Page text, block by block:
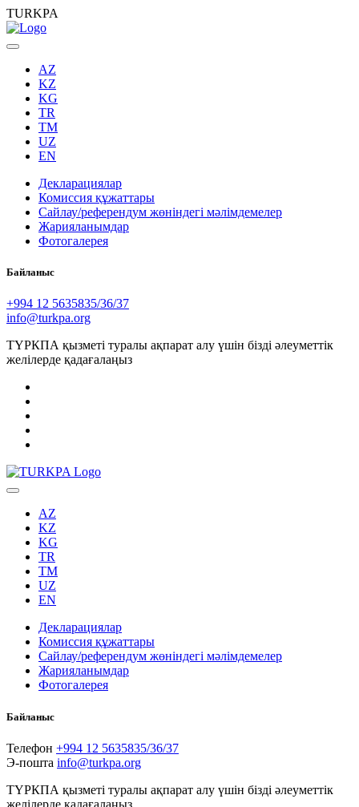
TURKPA
AZ
KZ
KG
TR
TM
UZ
EN
Декларациялар
Комиссия құжаттары
Сайлау/референдум жөніндегі мәлімдемелер
Жарияланымдар
Фотогалерея
Байланыс
+994 12 5635835/36/37
info@turkpa.org
ТҮРКПА қызметі туралы ақпарат алу үшін бізді әлеуметтік
желілерде қадағалаңыз
AZ
KZ
KG
TR
TM
UZ
EN
Декларациялар
Комиссия құжаттары
Сайлау/референдум жөніндегі мәлімдемелер
Жарияланымдар
Фотогалерея
Байланыс
Телефон +994 12 5635835/36/37
Э-пошта info@turkpa.org
ТҮРКПА қызметі туралы ақпарат алу үшін бізді әлеуметтік
желілерде қадағалаңыз